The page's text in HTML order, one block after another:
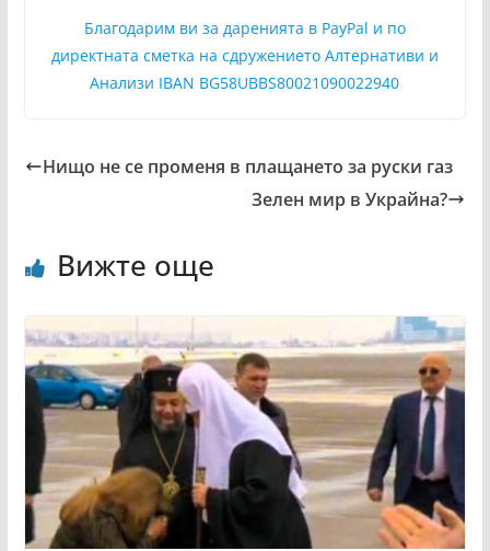
Благодарим ви за даренията в PayPal и по
директната сметка на сдружението Алтернативи и
Анализи IBAN BG58UBBS80021090022940
Нищо не се променя в плащането за руски газ
Зелен мир в Украйна?
Вижте още